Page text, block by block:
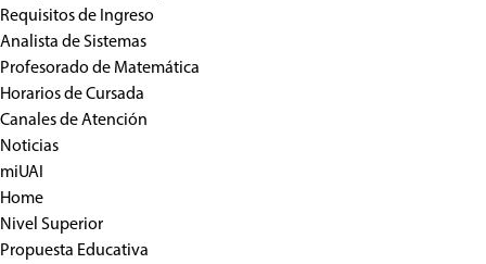
Requisitos de Ingreso
Analista de Sistemas
Profesorado de Matemática
Horarios de Cursada
Canales de Atención
Noticias
miUAI
Home
Nivel Superior
Propuesta Educativa